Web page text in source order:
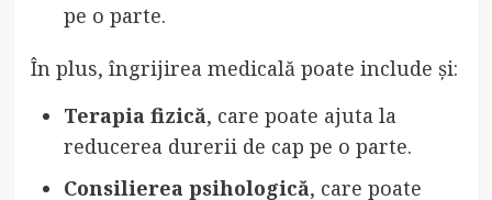
pe o parte.
În plus, îngrijirea medicală poate include și:
Terapia fizică, care poate ajuta la
reducerea durerii de cap pe o parte.
Consilierea psihologică, care poate